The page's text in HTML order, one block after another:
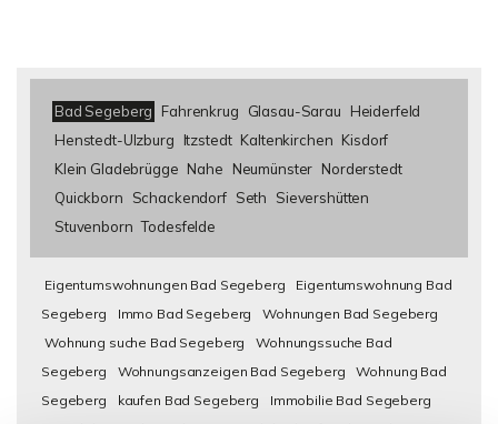
Bad Segeberg Fahrenkrug Glasau-Sarau
Heiderfeld
Henstedt-Ulzburg
Itzstedt Kaltenkirchen Kisdorf
Klein Gladebrügge Nahe Neumünster Norderstedt
Quickborn
Schackendorf Seth
Sievershütten
Stuvenborn Todesfelde
Eigentumswohnungen Bad Segeberg
Eigentumswohnung Bad
Segeberg
Immo Bad Segeberg
Wohnungen Bad Segeberg
Wohnung suche Bad Segeberg
Wohnungssuche Bad
Segeberg
Wohnungsanzeigen Bad Segeberg
Wohnung Bad
Segeberg
kaufen Bad Segeberg
Immobilie Bad Segeberg